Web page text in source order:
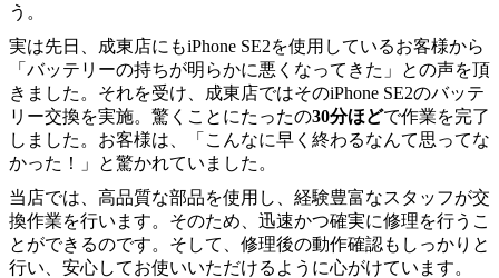
う。
実は先日、成東店にもiPhone SE2を使用しているお客様から
「バッテリーの持ちが明らかに悪くなってきた」との声を頂
きました。それを受け、成東店ではそのiPhone SE2のバッテ
リー交換を実施。驚くことにたったの30分ほどで作業を完了
しました。お客様は、「こんなに早く終わるなんて思ってな
かった！」と驚かれていました。
当店では、高品質な部品を使用し、経験豊富なスタッフが交
換作業を行います。そのため、迅速かつ確実に修理を行うこ
とができるのです。そして、修理後の動作確認もしっかりと
行い、安心してお使いいただけるように心がけています。